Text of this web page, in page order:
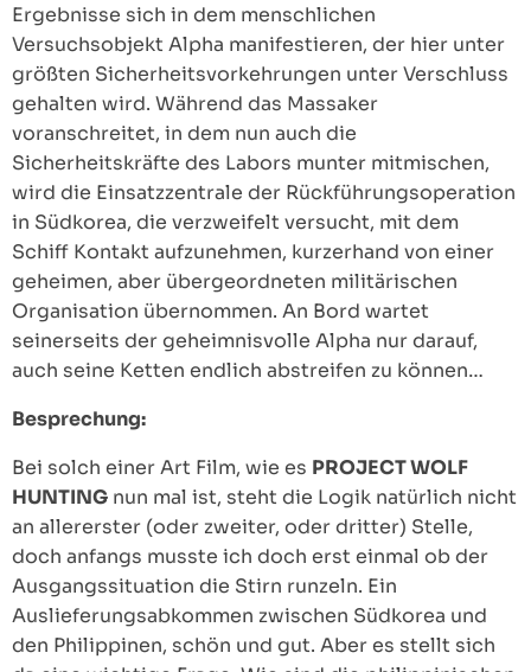
Ergebnisse sich in dem menschlichen
Versuchsobjekt Alpha manifestieren, der hier unter
größten Sicherheitsvorkehrungen unter Verschluss
gehalten wird. Während das Massaker
voranschreitet, in dem nun auch die
Sicherheitskräfte des Labors munter mitmischen,
wird die Einsatzzentrale der Rückführungsoperation
in Südkorea, die verzweifelt versucht, mit dem
Schiff Kontakt aufzunehmen, kurzerhand von einer
geheimen, aber übergeordneten militärischen
Organisation übernommen. An Bord wartet
seinerseits der geheimnisvolle Alpha nur darauf,
auch seine Ketten endlich abstreifen zu können…
Besprechung:
Bei solch einer Art Film, wie es PROJECT WOLF
HUNTING nun mal ist, steht die Logik natürlich nicht
an allererster (oder zweiter, oder dritter) Stelle,
doch anfangs musste ich doch erst einmal ob der
Ausgangssituation die Stirn runzeln. Ein
Auslieferungsabkommen zwischen Südkorea und
den Philippinen, schön und gut. Aber es stellt sich